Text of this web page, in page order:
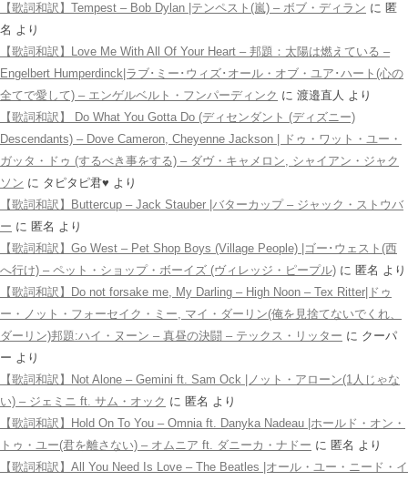
【歌詞和訳】Tempest – Bob Dylan |テンペスト(嵐) – ボブ・ディラン に 匿
名 より
【歌詞和訳】Love Me With All Of Your Heart – 邦題：太陽は燃えている –
Engelbert Humperdinck|ラブ･ミー･ウィズ･オール・オブ・ユア･ハート(心の
全てで愛して) – エンゲルベルト・フンパーディンク に 渡邉直人 より
【歌詞和訳】 Do What You Gotta Do (ディセンダント (ディズニー)
Descendants) – Dove Cameron, Cheyenne Jackson | ドゥ・ワット・ユー・
ガッタ・ドゥ (するべき事をする) – ダヴ・キャメロン, シャイアン・ジャク
ソン に タピタピ君♥️ より
【歌詞和訳】Buttercup – Jack Stauber |バターカップ – ジャック・ストウバ
ー に 匿名 より
【歌詞和訳】Go West – Pet Shop Boys (Village People) |ゴー･ウェスト(西
へ行け) – ペット・ショップ・ボーイズ (ヴィレッジ・ピープル) に 匿名 より
【歌詞和訳】Do not forsake me, My Darling – High Noon – Tex Ritter|ドゥ
ー・ノット・フォーセイク・ミー, マイ・ダーリン(俺を見捨てないでくれ、
ダーリン)邦題:ハイ・ヌーン – 真昼の決闘 – テックス・リッター に クーパ
ー より
【歌詞和訳】Not Alone – Gemini ft. Sam Ock |ノット・アローン(1人じゃな
い) – ジェミニ ft. サム・オック に 匿名 より
【歌詞和訳】Hold On To You – Omnia ft. Danyka Nadeau |ホールド・オン・
トゥ・ユー(君を離さない) – オムニア ft. ダニーカ・ナドー に 匿名 より
【歌詞和訳】All You Need Is Love – The Beatles |オール・ユー・ニード・イ